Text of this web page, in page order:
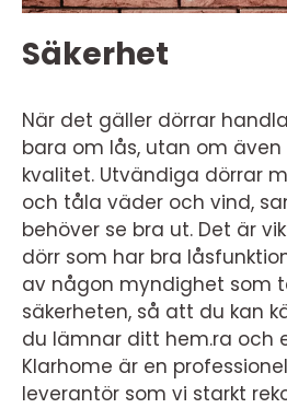
Säkerhet
När det gäller dörrar
bara om lås, utan om
kvalitet. Utvändiga dörrar
och tåla väder och vind,
behöver se bra ut. Det är
dörr som har bra
av någon myndighet som
säkerheten, så att du kan
du lämnar ditt hem.ra och
Klarhome är en
leverantör som vi starkt